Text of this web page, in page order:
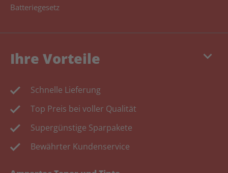
Batteriegesetz
keyboard_arrow_down
Ihre Vorteile
Schnelle Lieferung
Top Preis bei voller Qualität
Supergünstige Sparpakete
Bewährter Kundenservice